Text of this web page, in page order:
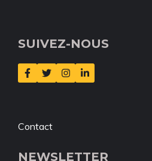
SUIVEZ-NOUS
Contact
NEWSLETTER